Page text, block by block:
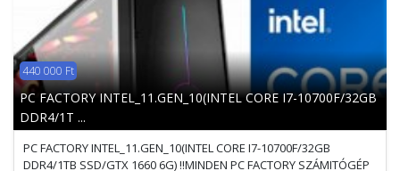
440 000 Ft
PC FACTORY INTEL_11.GEN_10(INTEL CORE I7-10700F/32GB
DDR4/1T ...
PC FACTORY INTEL_11.GEN_10(INTEL CORE I7-10700F/32GB
DDR4/1TB SSD/GTX 1660 6G) !!MINDEN PC FACTORY SZÁMITÓGÉP